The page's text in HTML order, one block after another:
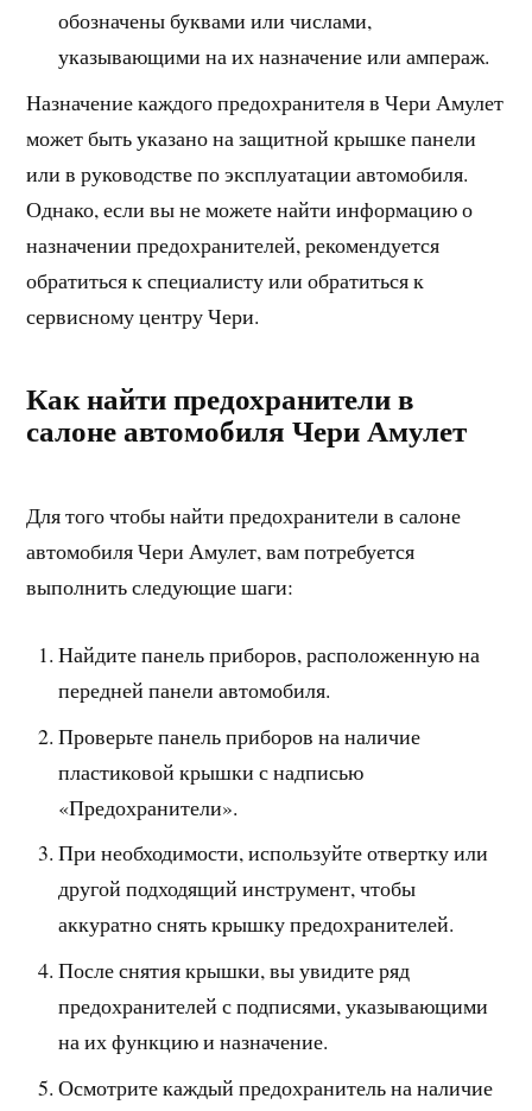
обозначены буквами или числами,
указывающими на их назначение или ампераж.
Назначение каждого предохранителя в Чери Амулет
может быть указано на защитной крышке панели
или в руководстве по эксплуатации автомобиля.
Однако, если вы не можете найти информацию о
назначении предохранителей, рекомендуется
обратиться к специалисту или обратиться к
сервисному центру Чери.
Как найти предохранители в
салоне автомобиля Чери Амулет
Для того чтобы найти предохранители в салоне
автомобиля Чери Амулет, вам потребуется
выполнить следующие шаги:
Найдите панель приборов, расположенную на
передней панели автомобиля.
Проверьте панель приборов на наличие
пластиковой крышки с надписью
«Предохранители».
При необходимости, используйте отвертку или
другой подходящий инструмент, чтобы
аккуратно снять крышку предохранителей.
После снятия крышки, вы увидите ряд
предохранителей с подписями, указывающими
на их функцию и назначение.
Осмотрите каждый предохранитель на наличие